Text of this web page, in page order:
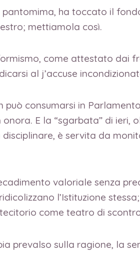
pantomima, ha toccato il
mettiamola così.
come attestato dai
al j’accuse
può consumarsi in
onora. E la “sgarbata” di
è servita da
valoriale senza
l’Istituzione
come teatro di
prevalso sulla ragione, la